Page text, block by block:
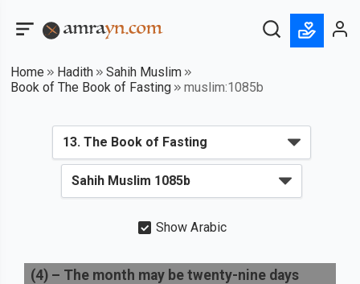
Home Hadith
Sahih Muslim
Book of The Book of Fasting
muslim:1085b
Show Arabic
(4) – The month may be twenty-nine days